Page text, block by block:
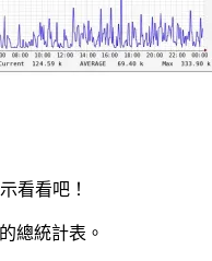
看看吧！
總統計表。